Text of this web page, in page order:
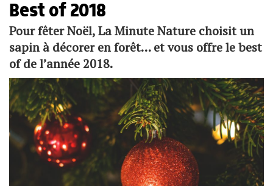
Best of 2018
Pour fêter Noël, La Minute Nature choisit un
sapin à décorer en forêt… et vous offre le best
of de l’année 2018.